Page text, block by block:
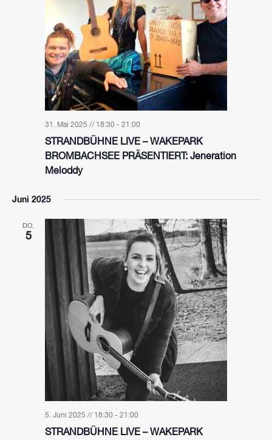
STRANDBÜHNE LIVE – WAKEPARK
BROMBACHSEE PRÄSENTIERT: Jeneration
Meloddy
31. Mai 2025 // 18:30 - 21:00
Juni 2025
DO.
5
STRANDBÜHNE LIVE – WAKEPARK
5. Juni 2025 // 18:30 - 21:00